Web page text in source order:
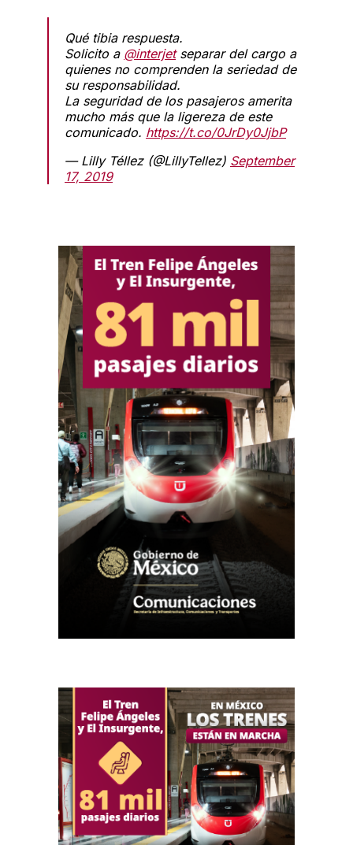
Qué tibia respuesta.
Solicito a @interjetseparar del cargo a
quienes no comprenden la seriedad de
su responsabilidad.
La seguridad de los pasajeros amerita
mucho más que la ligereza de este
comunicado. https://t.co/0JrDy0JjbP
— Lilly Téllez (@LillyTellez) September
17, 2019